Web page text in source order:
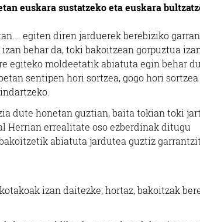
euskara sustatzeko eta euskara
egiten diren jarduerek berebiziko
behar da, toki bakoitzean gorpuztua
egiteko moldeetatik abiatuta egin behar
sentipen hori sortzea, gogo hori sortzea
dute honetan guztian, baita tokian toki
Herrian errealitate oso ezberdinak ditugu
abiatuta jardutea guztiz
izan daitezke; hortaz, bakoitzak
Osasungintza
FERNANDEZ-
VALDERRAMA EGAÑA
Pasaia